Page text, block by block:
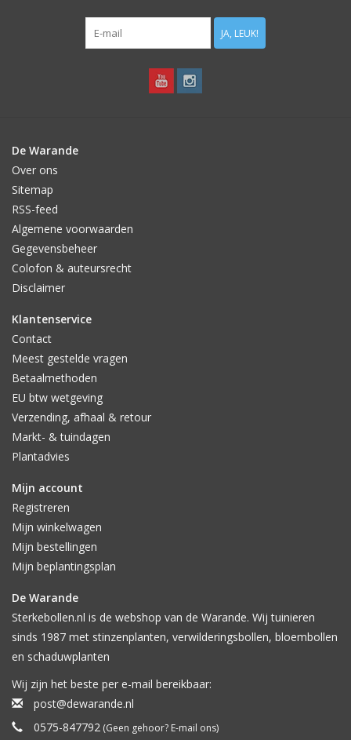
JA, LEUK!
De Warande
Over ons
Sitemap
RSS-feed
Algemene voorwaarden
Gegevensbeheer
Colofon & auteursrecht
Disclaimer
Klantenservice
Contact
Meest gestelde vragen
Betaalmethoden
EU btw wetgeving
Verzending, afhaal & retour
Markt- & tuindagen
Plantadvies
Mijn account
Registreren
Mijn winkelwagen
Mijn bestellingen
Mijn beplantingsplan
De Warande
Sterkebollen.nl is de webshop van de Warande. Wij tuinieren
sinds 1987 met stinzenplanten, verwilderingsbollen, bloembollen
en schaduwplanten
Wij zijn het beste per e-mail bereikbaar:
post@dewarande.nl
0575-847792 (Geen gehoor? E-mail ons)